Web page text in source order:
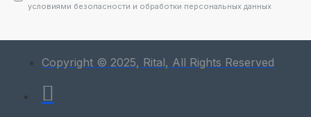
условиями безопасности и обработки персональных данных
Copyright © 2025, Rital, All Rights Reserved